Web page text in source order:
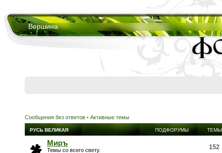
Вершина
Сообщения без ответов • Активные темы
РУСЬ ВЕЛИКАЯ ПОДФОРУМЫ ТЕМЫ
Миръ
Темы со всего свету. 152